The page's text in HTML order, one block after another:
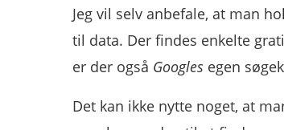
Jeg vil selv anbefale, at man
til data. Der findes enkelte
er der også Googlesegen
Det kan ikke nytte noget, at